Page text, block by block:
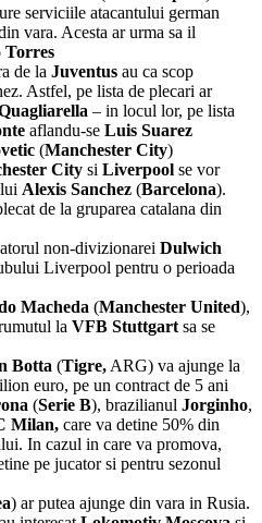
serviciile atacantului german
vara. Acesta ar urma sa il
Torres
de la Juventus au ca scop
Astfel, pe lista de plecari ar
– in locul lor, pe lista
aflandu-se Luis Suarez
(Manchester City)
City si Liverpool se vor
Alexis Sanchez (Barcelona).
de la gruparea catalana din
non-divizionarei Dulwich
Liverpool pentru o perioada
Macheda (Manchester United),
la VFB Stuttgart sa se
Botta (Tigre, ARG) va ajunge la
euro, pe un contract de 5 ani
(Serie B), brazilianul Jorginho,
Milan, care va detine 50% din
In cazul in care va promova,
pe jucator si pentru sezonul
) ar putea ajunge din vara in Rusia.